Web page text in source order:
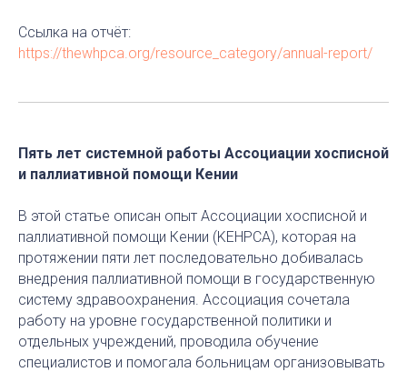
Ссылка на отчёт:
https://thewhpca.org/resource_category/annual-report/
Пять лет системной работы Ассоциации хосписной
и паллиативной помощи Кении
В этой статье описан опыт Ассоциации хосписной и
паллиативной помощи Кении (KEHPCA), которая на
протяжении пяти лет последовательно добивалась
внедрения паллиативной помощи в государственную
систему здравоохранения. Ассоциация сочетала
работу на уровне государственной политики и
отдельных учреждений, проводила обучение
специалистов и помогала больницам организовывать